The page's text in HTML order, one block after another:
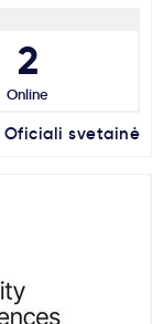
2
Online
Oficiali svetainė